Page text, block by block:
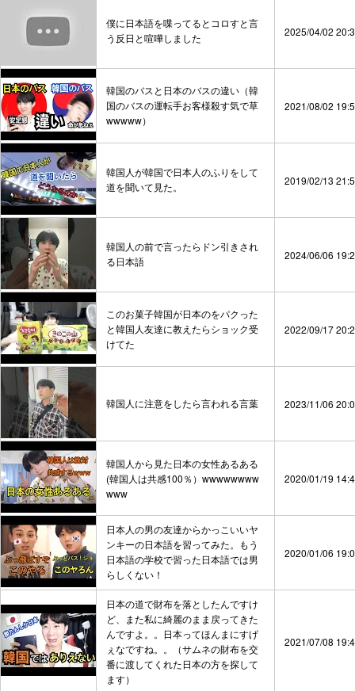
僕に日本語を喋ってるとコロすと言
う反日と喧嘩しました
2025/04/02
韓国のバスと日本のバスの違い（韓
国のバスの運転手お客様殺す気で草
wwwww）
2021/08/02
韓国人が韓国で日本人のふりをして
道を聞いて見た。
2019/02/13
韓国人の前で言ったらドン引きされ
る日本語
2024/06/06
このお菓子韓国が日本のをパクった
と韓国人友達に教えたらショック受
けてた
2022/09/17
韓国人に注意をしたら言われる言葉 2023/11/06
韓国人から見た日本の女性あるある
(韓国人は共感100％）wwwwwwww
www
2020/01/19
日本人の男の友達からかっこいいヤ
ンキーの日本語を習ってみた。もう
日本語の学校で習った日本語では男
らしくない！
2020/01/06
日本の道で財布を落としたんですけ
ど、また私に綺麗のまま戻ってきた
んですよ。。日本ってほんまにすげ
ぇなですね。。（サムネの財布を交
番に渡してくれた日本の方を探して
ます）
2021/07/08